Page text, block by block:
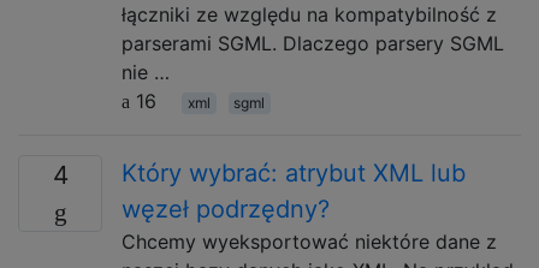
łączniki ze względu na kompatybilność z
parserami SGML. Dlaczego parsery SGML
nie …
16
xml sgml
4
Który wybrać: atrybut XML lub
węzeł podrzędny?
Chcemy wyeksportować niektóre dane z